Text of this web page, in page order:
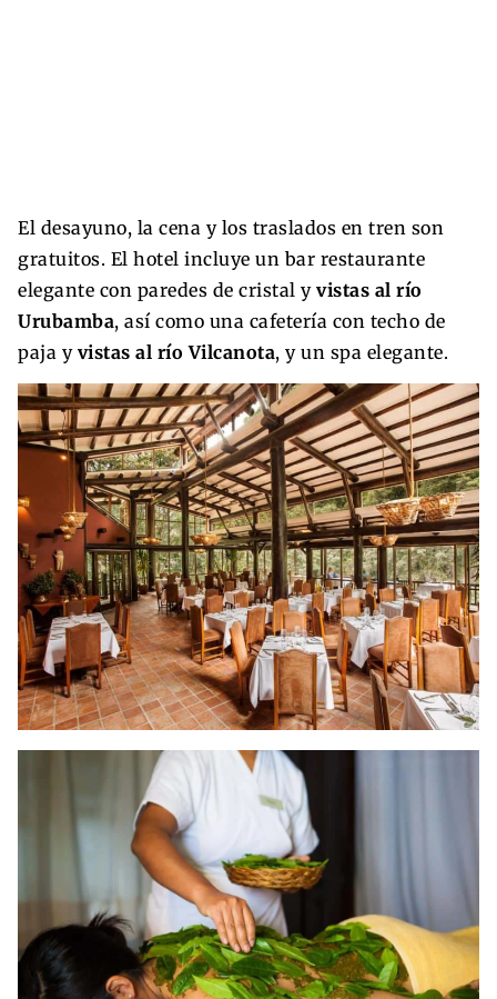
El desayuno, la cena y los traslados en tren son
gratuitos. El hotel incluye un bar restaurante
elegante con paredes de cristal y vistas al río
Urubamba, así como una cafetería con techo de
paja yvistas al río Vilcanota, y un spa elegante.